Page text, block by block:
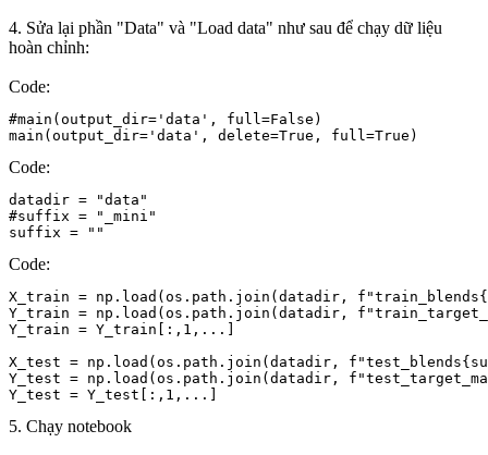
4. Sửa lại phần "Data" và "Load data" như sau để chạy dữ liệu
hoàn chỉnh:
Code:
#main(output_dir='data', full=False)
main(output_dir='data', delete=True, full=True)
Code:
datadir = "data"
#suffix = "_mini"
suffix = ""
Code:
X_train = np.load(os.path.join(datadir,
Y_train = np.load(os.path.join(datadir,
Y_train = Y_train[:,1,...]
X_test = np.load(os.path.join(datadir,
Y_test = np.load(os.path.join(datadir,
Y_test = Y_test[:,1,...]
5. Chạy notebook